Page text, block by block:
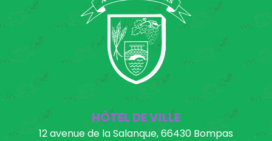
HÔTEL DE VILLE
12 avenue de la Salanque, 66430 Bompas